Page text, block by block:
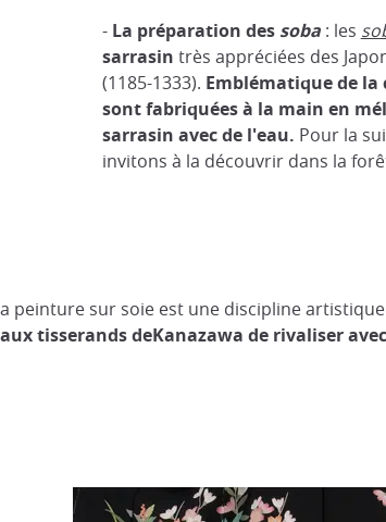
-La préparation des soba: les
sarrasin très appréciées des
(1185-1333). Emblématique de la
sont fabriquées à la main en
sarrasin avec de l'eau. Pour la
invitons à la découvrir dans la
peinture sur soie est une discipline
tisserands deKanazawa de rivaliser